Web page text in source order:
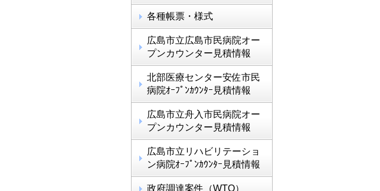
各種帳票・様式
広島市立広島市民病院オー
プンカウンター見積情報
北部医療センター安佐市民
病院ｵｰﾌﾟﾝｶｳﾝﾀｰ見積情報
広島市立舟入市民病院オー
プンカウンター見積情報
広島市立リハビリテーショ
ン病院ｵｰﾌﾟﾝｶｳﾝﾀｰ見積情報
政府調達案件（WTO）